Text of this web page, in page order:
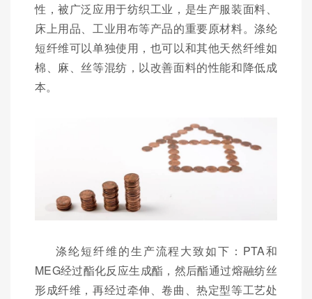
性，被广泛应用于纺织工业，是生产服装面料、
床上用品、工业用布等产品的重要原材料。涤纶
短纤维可以单独使用，也可以和其他天然纤维如
棉、麻、丝等混纺，以改善面料的性能和降低成
本。
涤纶短纤维的生产流程大致如下：PTA和
MEG经过酯化反应生成酯，然后酯通过熔融纺丝
形成纤维，再经过牵伸、卷曲、热定型等工艺处